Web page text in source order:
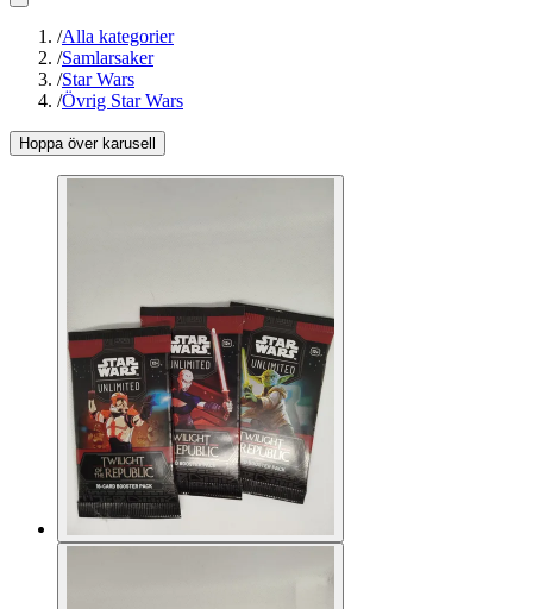
/Alla kategorier
/Samlarsaker
/Star Wars
/Övrig Star Wars
Hoppa över karusell